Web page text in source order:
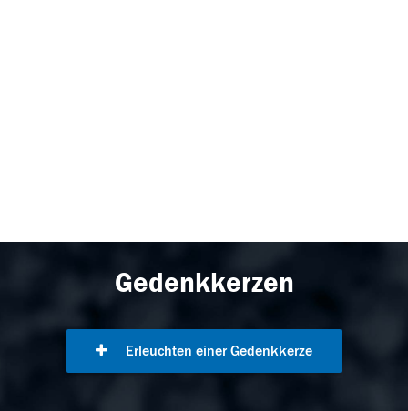
Gedenkkerzen
Erleuchten einer Gedenkkerze